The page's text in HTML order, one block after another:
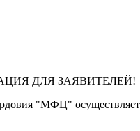
ДЛЯ ЗАЯВИТЕЛЕЙ!
"МФЦ"